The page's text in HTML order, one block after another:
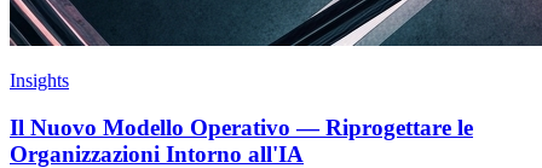
Insights
Il Nuovo Modello Operativo — Riprogettare le
Organizzazioni Intorno all'IA